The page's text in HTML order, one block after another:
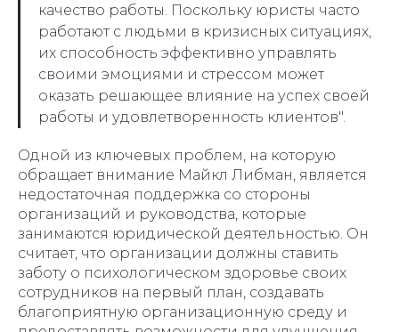
качество работы. Поскольку юристы часто
работают с людьми в кризисных ситуациях,
их способность эффективно управлять
своими эмоциями и стрессом может
оказать решающее влияние на успех своей
работы и удовлетворенность клиентов".
Одной из ключевых проблем, на которую
обращает внимание Майкл Либман, является
недостаточная поддержка со стороны
организаций и руководства, которые
занимаются юридической деятельностью. Он
считает, что организации должны ставить
заботу о психологическом здоровье своих
сотрудников на первый план, создавать
благоприятную организационную среду и